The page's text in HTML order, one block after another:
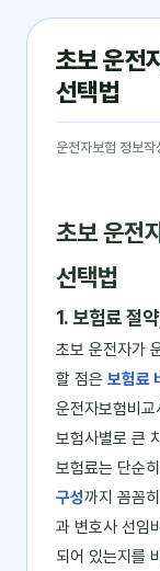
초보 운전
선택법
운전자보험 정보작
초보 운전
선택법
1. 보험료 절
초보 운전자가
할 점은 보험료
운전자보험비
보험사별로 큰
보험료는 단순
구성까지 꼼꼼
과 변호사 선임
되어 있는지를